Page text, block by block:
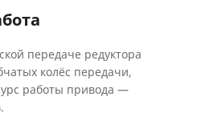
передаче редуктора
колёс передачи,
работы привода —